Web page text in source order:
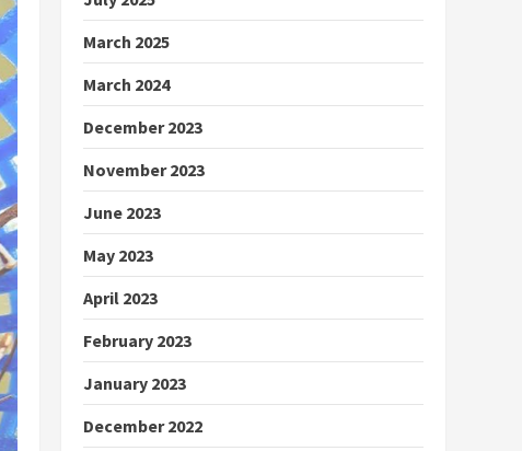
March 2025
March 2024
December 2023
November 2023
June 2023
May 2023
April 2023
February 2023
January 2023
December 2022